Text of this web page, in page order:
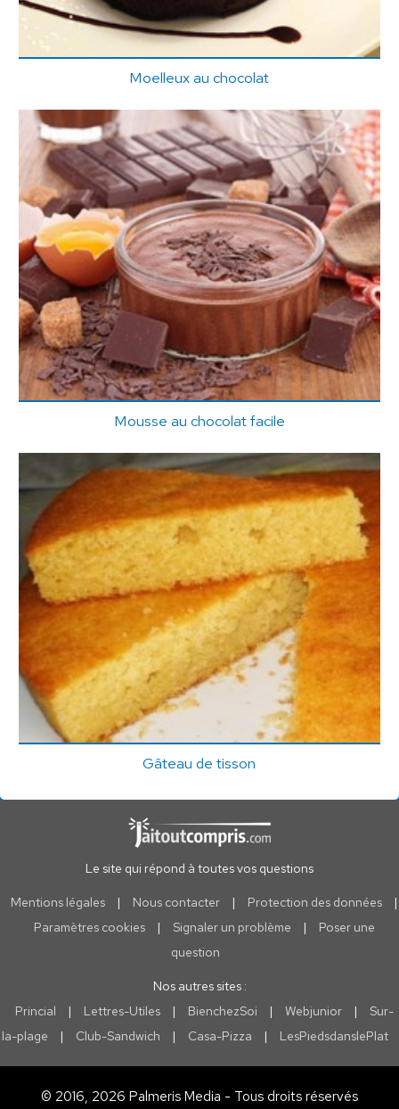
Moelleux au chocolat
Mousse au chocolat facile
Gâteau de tisson
Le site qui répond à toutes vos questions
Mentions légales | Nous contacter | Protection des données
|
Paramètres cookies
| Signaler un problème |
Poser une
question
Nos autres sites :
Princial
| Lettres-Utiles | BienchezSoi | Webjunior |
Sur-
la-plage
| Club-Sandwich | Casa-Pizza | LesPiedsdanslePlat
© 2016, 2026 Palmeris Media - Tous droits réservés